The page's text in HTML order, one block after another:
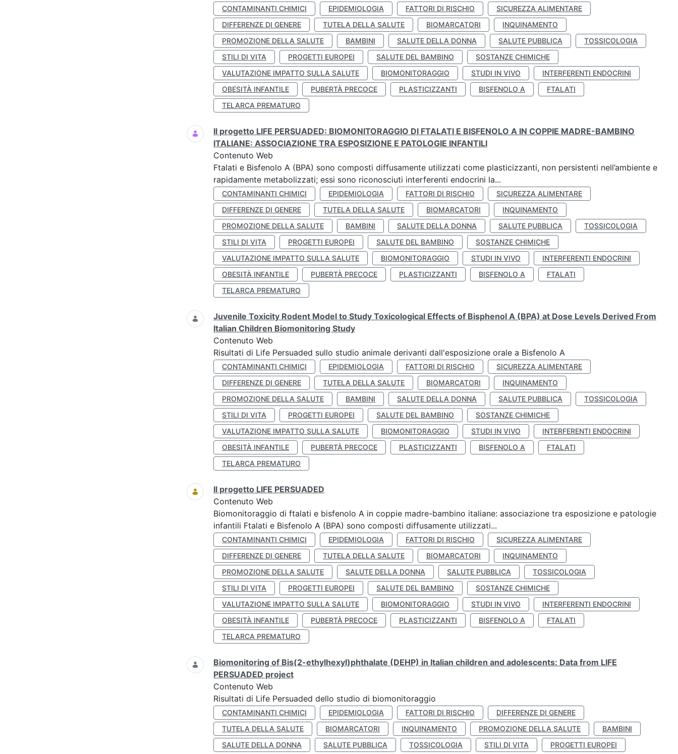
CONTAMINANTI CHIMICI EPIDEMIOLOGIA FATTORI DI RISCHIO
SICUREZZA ALIMENTARE
DIFFERENZE DI GENERE
TUTELA DELLA SALUTE BIOMARCATORI
INQUINAMENTO
PROMOZIONE DELLA SALUTE
BAMBINI SALUTE DELLA DONNA SALUTE PUBBLICA
TOSSICOLOGIA
STILI DI VITA
PROGETTI EUROPEI SALUTE DEL BAMBINO
SOSTANZE CHIMICHE
VALUTAZIONE IMPATTO SULLA SALUTE
BIOMONITORAGGIO STUDI IN VIVO
INTERFERENTI ENDOCRINI
OBESITÀ INFANTILE
PUBERTÀ PRECOCE PLASTICIZZANTI BISFENOLO A
FTALATI
TELARCA PREMATURO
Il progetto LIFE PERSUADED: BIOMONITORAGGIO DI FTALATI E BISFENOLO A IN COPPIE MADRE-BAMBINO
ITALIANE: ASSOCIAZIONE TRA ESPOSIZIONE E PATOLOGIE INFANTILI
Contenuto Web
Ftalati e Bisfenolo A (BPA) sono composti diffusamente utilizzati come plasticizzanti, non persistenti nell’ambiente e
rapidamente metabolizzati; essi sono riconosciuti interferenti endocrini la...
CONTAMINANTI CHIMICI EPIDEMIOLOGIA FATTORI DI RISCHIO
SICUREZZA ALIMENTARE
DIFFERENZE DI GENERE
TUTELA DELLA SALUTE BIOMARCATORI
INQUINAMENTO
PROMOZIONE DELLA SALUTE
BAMBINI SALUTE DELLA DONNA SALUTE PUBBLICA
TOSSICOLOGIA
STILI DI VITA
PROGETTI EUROPEI SALUTE DEL BAMBINO
SOSTANZE CHIMICHE
VALUTAZIONE IMPATTO SULLA SALUTE
BIOMONITORAGGIO STUDI IN VIVO
INTERFERENTI ENDOCRINI
OBESITÀ INFANTILE
PUBERTÀ PRECOCE PLASTICIZZANTI BISFENOLO A
FTALATI
TELARCA PREMATURO
Juvenile Toxicity Rodent Model to Study Toxicological Effects of Bisphenol A (BPA) at Dose Levels Derived From
Italian Children Biomonitoring Study
Contenuto Web
Risultati di Life Persuaded sullo studio animale derivanti dall'esposizione orale a Bisfenolo A
CONTAMINANTI CHIMICI EPIDEMIOLOGIA FATTORI DI RISCHIO
SICUREZZA ALIMENTARE
DIFFERENZE DI GENERE
TUTELA DELLA SALUTE BIOMARCATORI
INQUINAMENTO
PROMOZIONE DELLA SALUTE
BAMBINI SALUTE DELLA DONNA SALUTE PUBBLICA
TOSSICOLOGIA
STILI DI VITA
PROGETTI EUROPEI SALUTE DEL BAMBINO
SOSTANZE CHIMICHE
VALUTAZIONE IMPATTO SULLA SALUTE
BIOMONITORAGGIO STUDI IN VIVO
INTERFERENTI ENDOCRINI
OBESITÀ INFANTILE
PUBERTÀ PRECOCE PLASTICIZZANTI BISFENOLO A
FTALATI
TELARCA PREMATURO
Il progetto LIFE PERSUADED
Contenuto Web
Biomonitoraggio di ftalati e bisfenolo A in coppie madre-bambino italiane: associazione tra esposizione e patologie
infantili Ftalati e Bisfenolo A (BPA) sono composti diffusamente utilizzati...
CONTAMINANTI CHIMICI EPIDEMIOLOGIA FATTORI DI RISCHIO
SICUREZZA ALIMENTARE
DIFFERENZE DI GENERE
TUTELA DELLA SALUTE BIOMARCATORI
INQUINAMENTO
PROMOZIONE DELLA SALUTE
SALUTE DELLA DONNA SALUTE PUBBLICA
TOSSICOLOGIA
STILI DI VITA
PROGETTI EUROPEI SALUTE DEL BAMBINO
SOSTANZE CHIMICHE
VALUTAZIONE IMPATTO SULLA SALUTE
BIOMONITORAGGIO STUDI IN VIVO
INTERFERENTI ENDOCRINI
OBESITÀ INFANTILE
PUBERTÀ PRECOCE PLASTICIZZANTI BISFENOLO A
FTALATI
TELARCA PREMATURO
Biomonitoring of Bis(2-ethylhexyl)phthalate (DEHP) in Italian children and adolescents: Data from LIFE
PERSUADED project
Contenuto Web
Risultati di Life Persuaded dello studio di biomonitoraggio
CONTAMINANTI CHIMICI EPIDEMIOLOGIA FATTORI DI RISCHIO
DIFFERENZE DI GENERE
TUTELA DELLA SALUTE
BIOMARCATORI INQUINAMENTO PROMOZIONE DELLA SALUTE
BAMBINI
SALUTE DELLA DONNA
SALUTE PUBBLICA TOSSICOLOGIA STILI DI VITA
PROGETTI EUROPEI